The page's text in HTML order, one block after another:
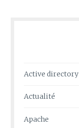
Active directory
Actualité
Apache